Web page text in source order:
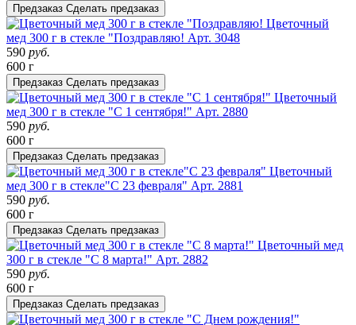
Предзаказ Сделать предзаказ
Цветочный
мед 300 г в стекле "Поздравляю! Арт. 3048
590 руб.
600 г
Предзаказ Сделать предзаказ
Цветочный
мед 300 г в стекле "С 1 сентября!" Арт. 2880
590 руб.
600 г
Предзаказ Сделать предзаказ
Цветочный
мед 300 г в стекле"С 23 февраля" Арт. 2881
590 руб.
600 г
Предзаказ Сделать предзаказ
Цветочный мед
300 г в стекле "С 8 марта!" Арт. 2882
590 руб.
600 г
Предзаказ Сделать предзаказ